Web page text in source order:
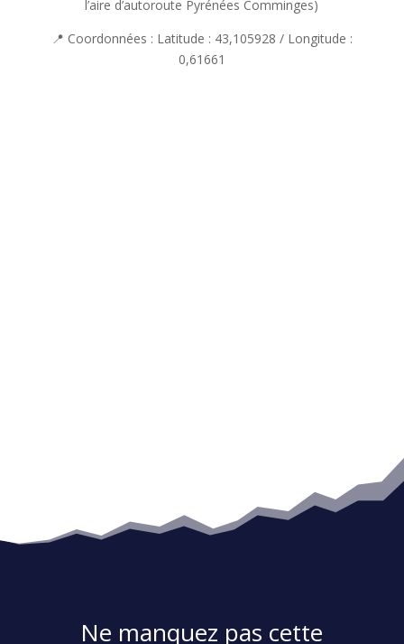
l’aire d’autoroute Pyrénées Comminges)
📍 Coordonnées : Latitude : 43,105928 / Longitude :
0,61661
Ne manquez pas cette